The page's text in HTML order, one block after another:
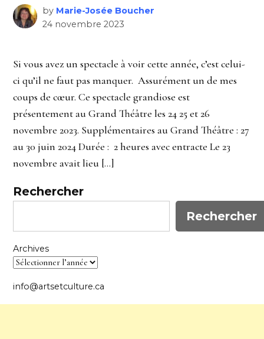
by Marie-Josée Boucher
24 novembre 2023
Si vous avez un spectacle à voir cette année, c’est celui-
ci qu’il ne faut pas manquer. Assurément un de mes
coups de cœur. Ce spectacle grandiose est
présentement au Grand Théâtre les 24 25 et 26
novembre 2023. Supplémentaires au Grand Théâtre : 27
au 30 juin 2024 Durée : 2 heures avec entracte Le 23
novembre avait lieu […]
Rechercher
Rechercher
Archives
info@artsetculture.ca